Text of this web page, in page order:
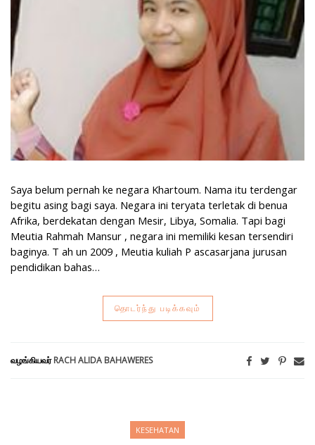
Saya belum pernah ke negara Khartoum. Nama itu terdengar
begitu asing bagi saya. Negara ini teryata terletak di benua
Afrika, berdekatan dengan Mesir, Libya, Somalia. Tapi bagi
Meutia Rahmah Mansur , negara ini memiliki kesan tersendiri
baginya. T ah un 2009 , Meutia kuliah P ascasarjana jurusan
pendidikan bahas…
தொடர்ந்து படிக்கவும்
வழங்கியவர்RACH ALIDA BAHAWERES
KESEHATAN